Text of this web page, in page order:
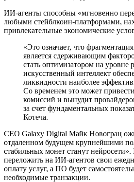
ИИ-агенты способны «мгновенно
любыми стейблкоин-платформами,
привлекательные экономические
«Это означает, что
является сдерживающим
стать оптимизатором на уровне
искусственный интеллект
ликвидности наиболее
Со временем это может
комиссий и вынудит
за счет фундаментальных
Котеча.
CEO Galaxy Digital Майк Новограц
отдаленном будущем крупнейшими
стабильных монет станут
переложить на ИИ-агентов свои
оплату услуг, а ПО будет
необходимые транзакции.